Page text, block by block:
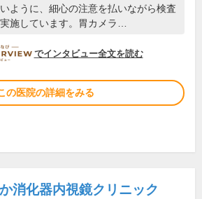
ように、細心の注意を払いながら検査
施しています。胃カメラ…
DOCTORVIEW
でインタビュー全文を読む
の医院の詳細をみる
消化器内視鏡クリニック